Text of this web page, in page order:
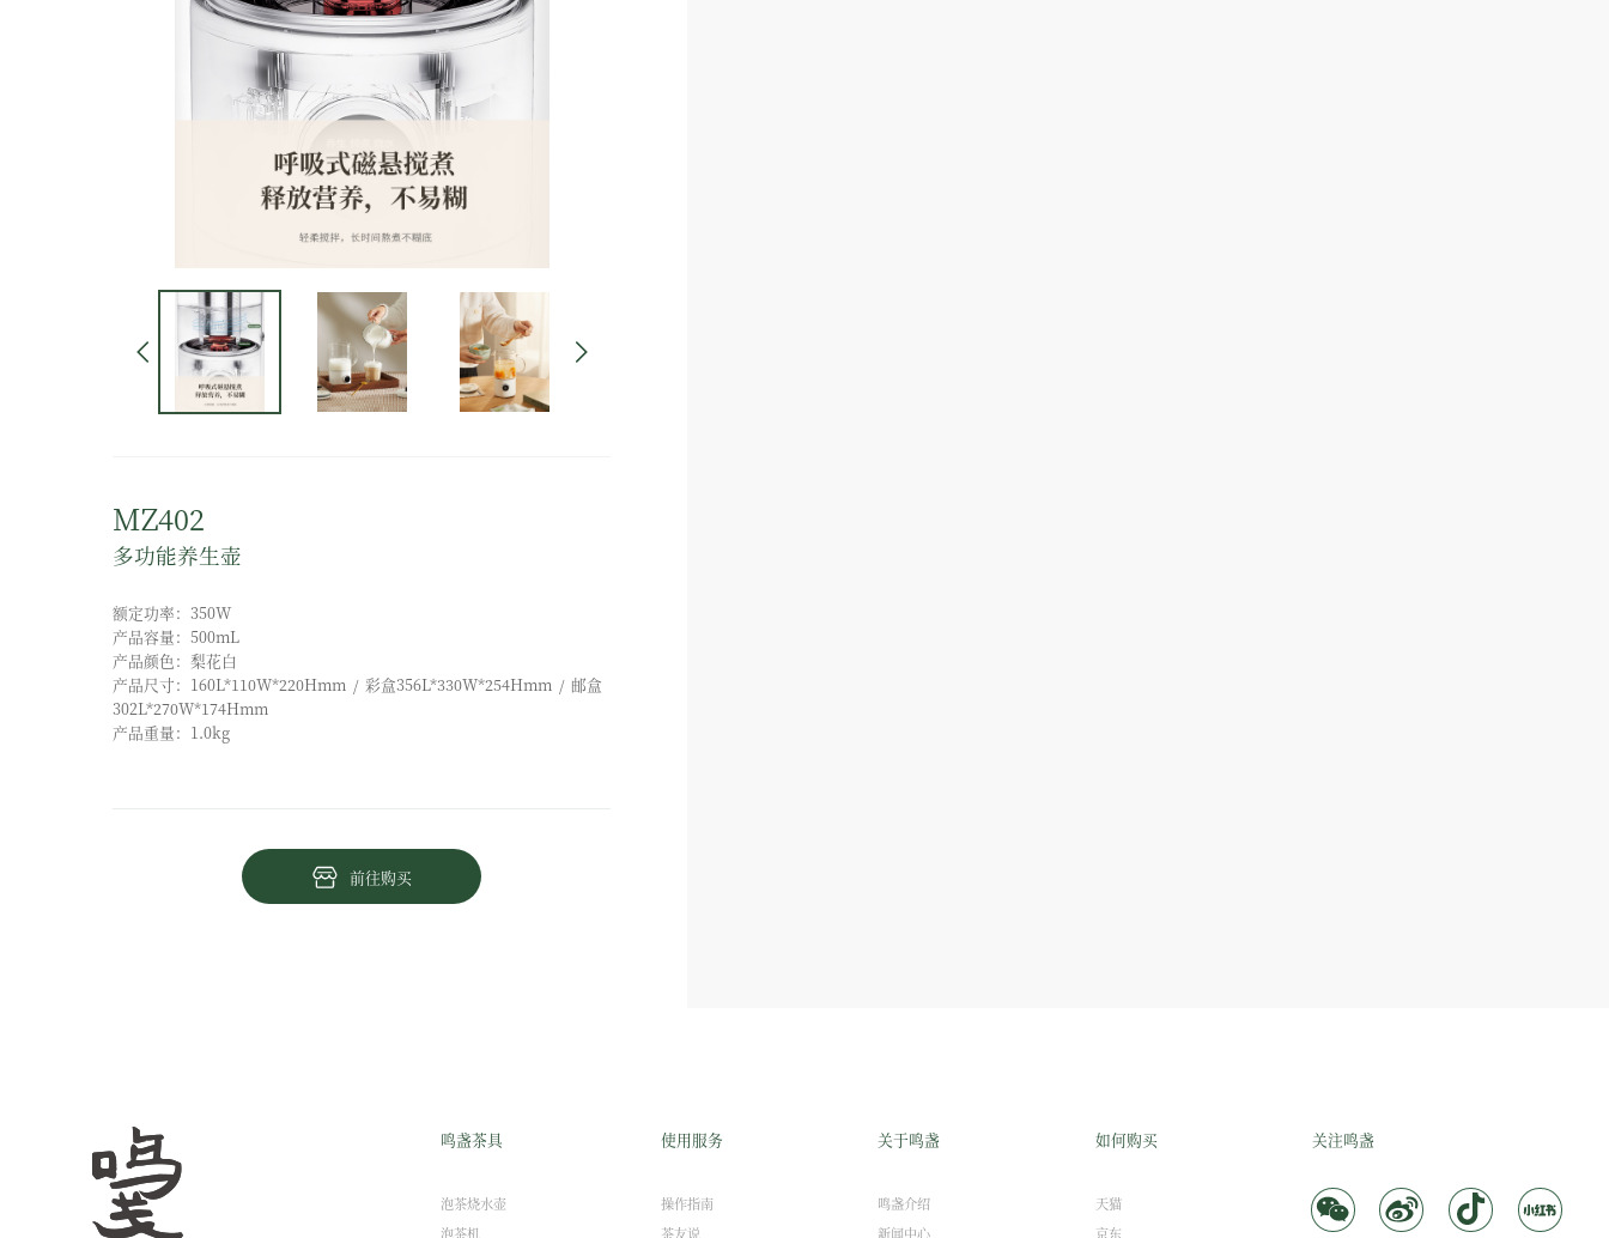
MZ402
多功能养生壶
额定功率：350W
产品容量：500mL
产品颜色：梨花白
产品尺寸：160L*110W*220Hmm / 彩盒356L*330W*254Hmm / 邮盒
302L*270W*174Hmm
产品重量：1.0kg
前往购买
鸣盏茶具
泡茶烧水壶
泡茶机
使用服务
操作指南
茶友说
关于鸣盏
鸣盏介绍
新闻中心
如何购买
天猫
京东
关注鸣盏